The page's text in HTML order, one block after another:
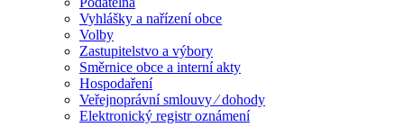
Vyhlášky a nařízení obce
Volby
Zastupitelstvo a výbory
Směrnice obce a interní akty
Hospodaření
Veřejnoprávní smlouvy ⁄ dohody
Elektronický registr oznámení